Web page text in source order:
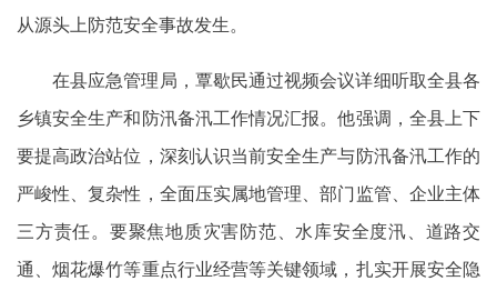
从源头上防范安全事故发生。
在县应急管理局，覃歇民通过视频会议详细听取全县各
乡镇安全生产和防汛备汛工作情况汇报。他强调，全县上下
要提高政治站位，深刻认识当前安全生产与防汛备汛工作的
严峻性、复杂性，全面压实属地管理、部门监管、企业主体
三方责任。要聚焦地质灾害防范、水库安全度汛、道路交
通、烟花爆竹等重点行业经营等关键领域，扎实开展安全隐